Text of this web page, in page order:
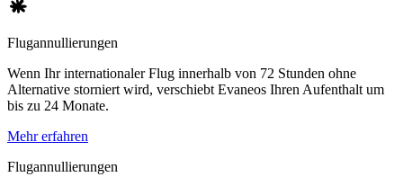
Flugannullierungen
Wenn Ihr internationaler Flug innerhalb von 72 Stunden ohne
Alternative storniert wird, verschiebt Evaneos Ihren Aufenthalt um
bis zu 24 Monate.
Mehr erfahren
Flugannullierungen